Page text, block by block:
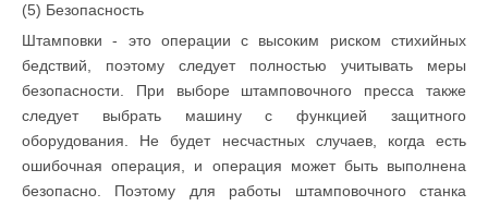
(5) Безопасность
Штамповки - это операции с высоким риском стихийных
бедствий, поэтому следует полностью учитывать меры
безопасности. При выборе штамповочного пресса также
следует выбрать машину с функцией защитного
оборудования. Не будет несчастных случаев, когда есть
ошибочная операция, и операция может быть выполнена
безопасно. Поэтому для работы штамповочного станка